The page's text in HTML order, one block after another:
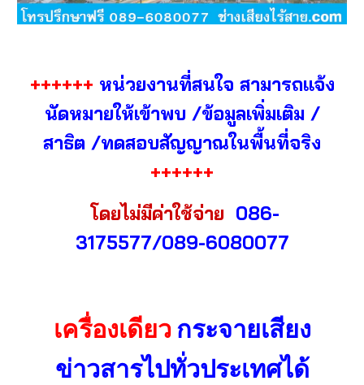
++++++ หน่วยงานที่สนใจ สามารถแจ้ง
นัดหมายให้เข้าพบ /ข้อมูลเพิ่มเติม /
สาธิต /ทดสอบสัญญาณในพื้นที่จริง
++++++
โดยไม่มีค่าใช้จ่าย 086-
3175577/089-6080077
เครื่องเดียวกระจายเสียง
ข่าวสารไปทั่วประเทศได้